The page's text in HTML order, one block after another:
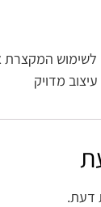
לשימוש המקצרת
מדויק
דעת.